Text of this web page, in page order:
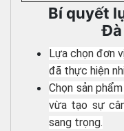
Bí quyết
Lựa chọn đơn
đã thực hiện
Chọn sản
vừa tạo sự
sang trọng.